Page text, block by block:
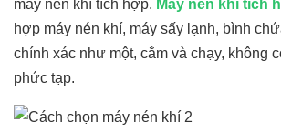
máy nén khí tích hợp. Máy nén khí tích
hợp máy nén khí, máy sấy lạnh, bình
chính xác như một, cắm và chạy, không
phức tạp.